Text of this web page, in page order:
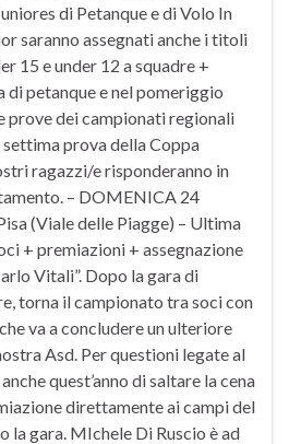
di Petanque e di Volo In
saranno assegnati anche i titoli
15 e under 12 a squadre +
di petanque e nel pomeriggio
prove dei campionati regionali
prova della Coppa
ragazzi/e risponderanno in
– DOMENICA 24
(Viale delle Piagge) – Ultima
+ premiazioni + assegnazione
Vitali”. Dopo la gara di
torna il campionato tra soci con
va a concludere un ulteriore
Asd. Per questioni legate al
quest’anno di saltare la cena
direttamente ai campi del
la gara. MIchele Di Ruscio è ad